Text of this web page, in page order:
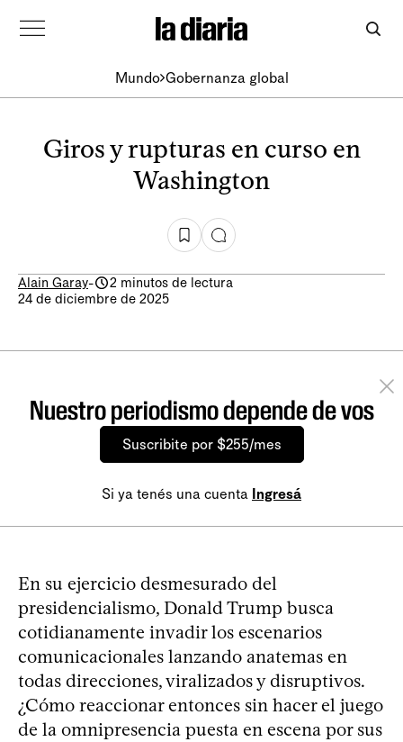
Mundo Gobernanza global
Giros y rupturas en curso en
Washington
Alain Garay-
2 minutos de lectura
24 de diciembre de 2025
Nuestro periodismo depende de vos
Suscribite por $255/mes
Si ya tenés una cuenta Ingresá
En su ejercicio desmesurado del
presidencialismo, Donald Trump busca
cotidianamente invadir los escenarios
comunicacionales lanzando anatemas en
todas direcciones, viralizados y disruptivos.
¿Cómo reaccionar entonces sin hacer el juego
de la omnipresencia puesta en escena por sus